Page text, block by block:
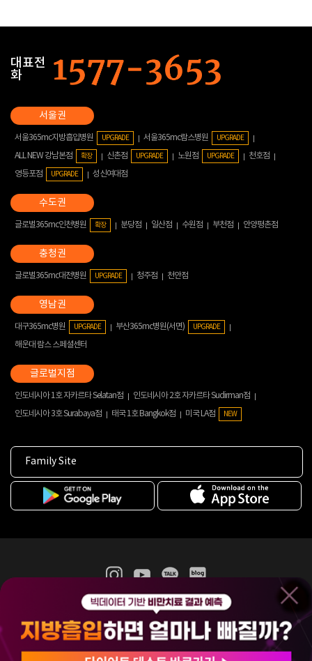
대표전
화
서울365mc지방흡입병원 UPGRADE 서울365mc람스병원 UPGRADE
ALL NEW 강남본점 확장 신촌점 UPGRADE 노원점 UPGRADE
천호점
영등포점
UPGRADE 성신여대점
글로벌365mc인천병원 확장 분당점 일산점 수원점 부천점 안양평촌점
글로벌365mc대전병원 UPGRADE 청주점 천안점
대구365mc병원 UPGRADE 부산365mc병원(서면) UPGRADE
해운대 람스 스페셜센터
인도네시아 1호 자카르타 Selatan점
인도네시아 2호 자카르타 Sudirman점
인도네시아 3호 Surabaya점
태국 1호 Bangkok점 미국 LA점 NEW
Family Site
365mc 병·의원 이용약관
홈페이지 이용약관
비급여진료수가
(주)365mcㅣ서울특별시 서초구 서초대로52길 7, 3~4층(서초동, 제일빌딩)